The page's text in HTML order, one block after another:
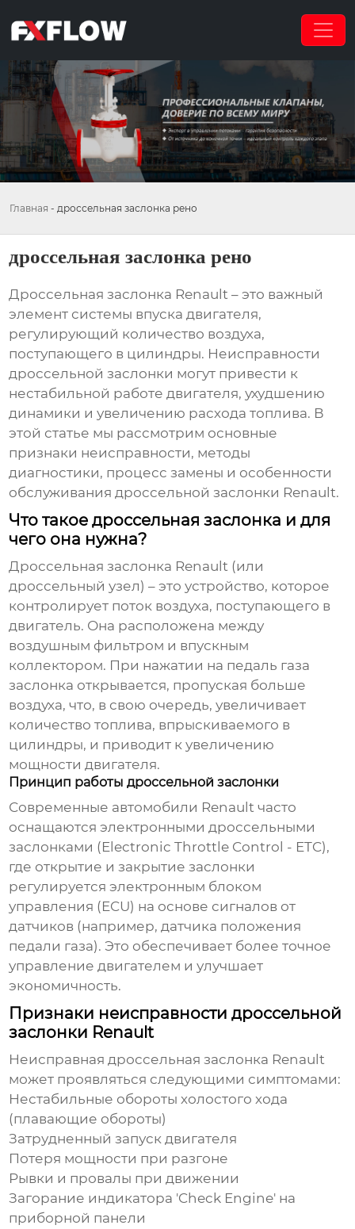
Главная - дроссельная заслонка рено
дроссельная заслонка рено
Дроссельная заслонка Renault – это важный
элемент системы впуска двигателя,
регулирующий количество воздуха,
поступающего в цилиндры. Неисправности
дроссельной заслонки могут привести к
нестабильной работе двигателя, ухудшению
динамики и увеличению расхода топлива. В
этой статье мы рассмотрим основные
признаки неисправности, методы
диагностики, процесс замены и особенности
обслуживаниядроссельной заслонки Renault.
Что такое дроссельная заслонка и для
чего она нужна?
Дроссельная заслонка Renault (или
дроссельный узел) – это устройство, которое
контролирует поток воздуха, поступающего в
двигатель. Она расположена между
воздушным фильтром и впускным
коллектором. При нажатии на педаль газа
заслонка открывается, пропуская больше
воздуха, что, в свою очередь, увеличивает
количество топлива, впрыскиваемого в
цилиндры, и приводит к увеличению
мощности двигателя.
Принцип работы дроссельной заслонки
Современные автомобили Renault часто
оснащаются электронными дроссельными
заслонками (Electronic Throttle Control - ETC),
где открытие и закрытие заслонки
регулируется электронным блоком
управления (ECU) на основе сигналов от
датчиков (например, датчика положения
педали газа). Это обеспечивает более точное
управление двигателем и улучшает
экономичность.
Признаки неисправности дроссельной
заслонки Renault
Неисправнаядроссельная заслонка Renault
может проявляться следующими симптомами:
Нестабильные обороты холостого хода
(плавающие обороты)
Затрудненный запуск двигателя
Потеря мощности при разгоне
Рывки и провалы при движении
Загорание индикатора 'Check Engine' на
приборной панели